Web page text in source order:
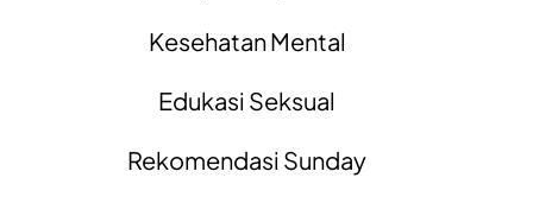
Kesehatan Mental
Edukasi Seksual
Rekomendasi Sunday